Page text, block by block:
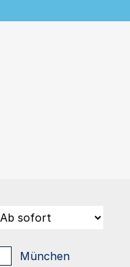
München